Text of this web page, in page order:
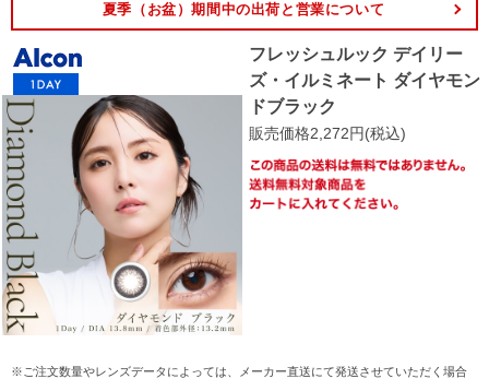
夏季（お盆）期間中の出荷と営業について
フレッシュルック デイリー
ズ・イルミネート ダイヤモン
ドブラック
販売価格2,272円(税込)
※ご注文数量やレンズデータによっては、メーカー直送にて発送させていただく場合